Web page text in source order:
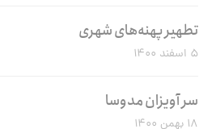
تطهیر پهنه‌های شهری
۵ اسفند ۱۴۰۰
سر آویزان مدوسا
۱۸ بهمن ۱۴۰۰